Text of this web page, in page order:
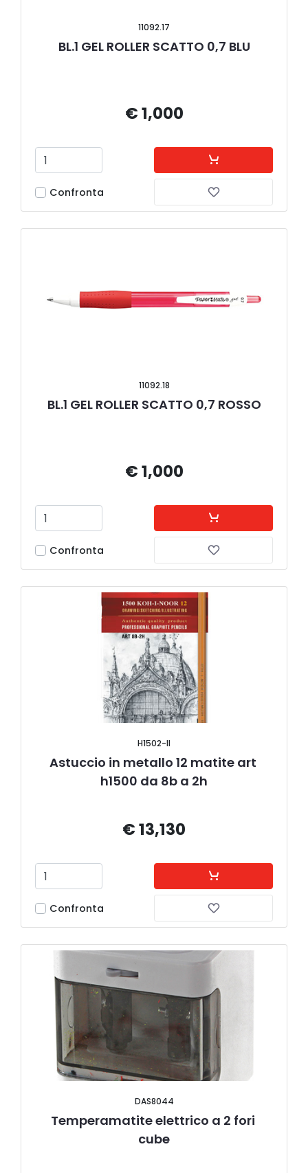
11092.17
BL.1 GEL ROLLER SCATTO 0,7 BLU
€ 1,000
Confronta
11092.18
BL.1 GEL ROLLER SCATTO 0,7 ROSSO
€ 1,000
Confronta
H1502-II
Astuccio in metallo 12 matite art
h1500 da 8b a 2h
€ 13,130
Confronta
DAS8044
Temperamatite elettrico a 2 fori
cube